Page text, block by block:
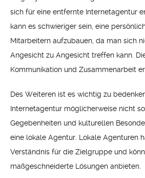
sich für eine entfernte Internetagentur
kann es schwieriger sein, eine
Mitarbeitern aufzubauen, da man sich
Angesicht zu Angesicht treffen kann.
Kommunikation und Zusammenarbeit
Des Weiteren ist es wichtig zu
Internetagentur möglicherweise nicht
Gegebenheiten und kulturellen
eine lokale Agentur. Lokale Agenturen
Verständnis für die Zielgruppe und
maßgeschneiderte Lösungen anbieten.